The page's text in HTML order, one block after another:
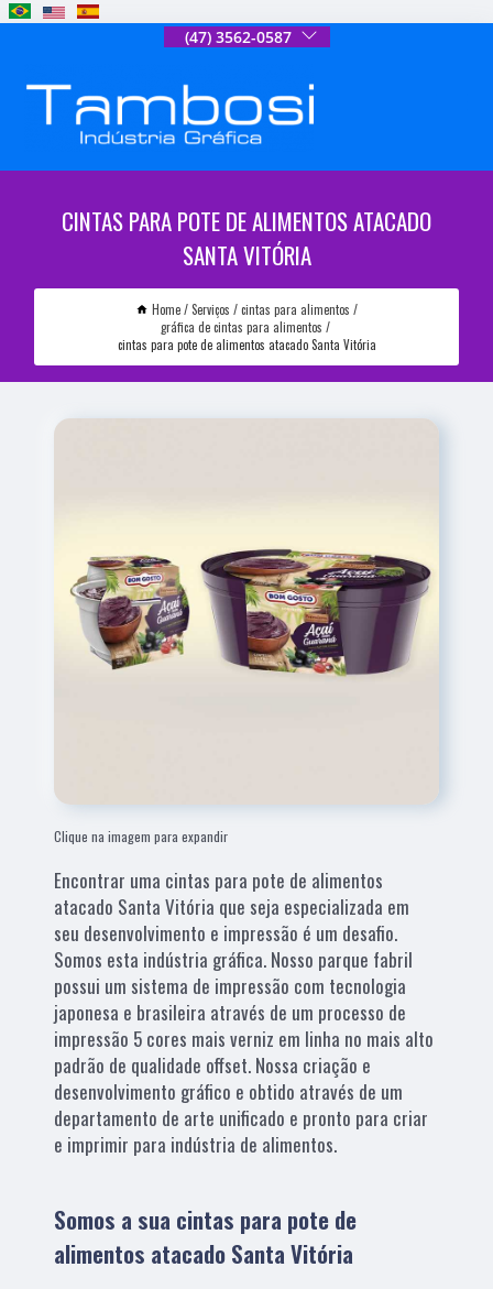
(47) 3562-0587
CINTAS PARA POTE DE ALIMENTOS ATACADO
SANTA VITÓRIA
Home Serviços
cintas para alimentos
gráfica de cintas para alimentos
cintas para pote de alimentos atacado Santa Vitória
Clique na imagem para expandir
Encontrar uma cintas para pote de alimentos
atacado Santa Vitória que seja especializada em
seu desenvolvimento e impressão é um desafio.
Somos esta indústria gráfica. Nosso parque fabril
possui um sistema de impressão com tecnologia
japonesa e brasileira através de um processo de
impressão 5 cores mais verniz em linha no mais alto
padrão de qualidade offset. Nossa criação e
desenvolvimento gráfico e obtido através de um
departamento de arte unificado e pronto para criar
e imprimir para indústria de alimentos.
Somos a sua cintas para pote de
alimentos atacado Santa Vitória